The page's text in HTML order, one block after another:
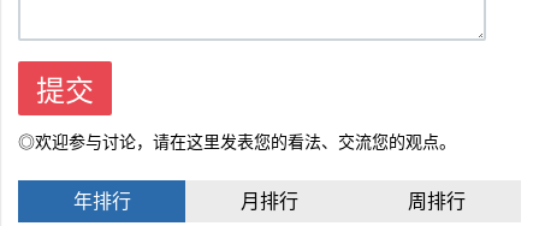
◎欢迎参与讨论，请在这里发表您的看法、交流您的观点。
年排行 月排行 周排行